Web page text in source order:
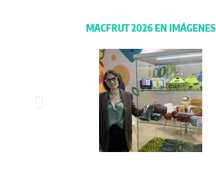
MACFRUT 2026 EN IMÁGENES